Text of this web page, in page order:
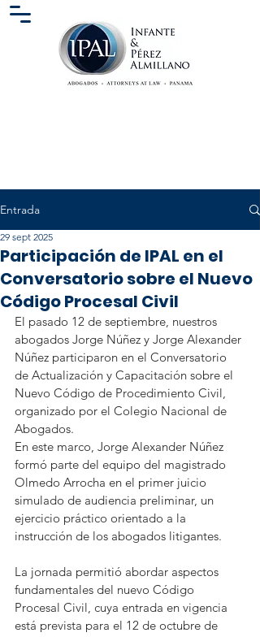
Entrada
Participación de IPAL en el
Conversatorio sobre el Nuevo
Código Procesal Civil
29 sept 2025
El pasado 12 de septiembre, nuestros
abogados Jorge Núñez y Jorge Alexander
Núñez participaron en el Conversatorio
de Actualización y Capacitación sobre el
Nuevo Código de Procedimiento Civil,
organizado por el Colegio Nacional de
Abogados.
En este marco, Jorge Alexander Núñez
formó parte del equipo del magistrado
Olmedo Arrocha en el primer juicio
simulado de audiencia preliminar, un
ejercicio práctico orientado a la
instrucción de los abogados litigantes.
La jornada permitió abordar aspectos
fundamentales del nuevo Código
Procesal Civil, cuya entrada en vigencia
está prevista para el 12 de octubre de